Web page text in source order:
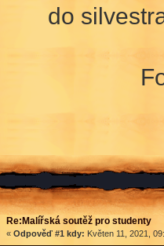
do
Re:Malířská soutěž pro studenty
« Odpověď #1 kdy: Květen 11, 2021,